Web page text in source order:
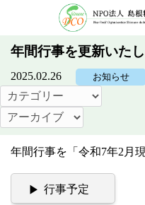
年間行事を更新いた
2025.02.26 お知らせ
年間行事を「令和7年2月
行事予定